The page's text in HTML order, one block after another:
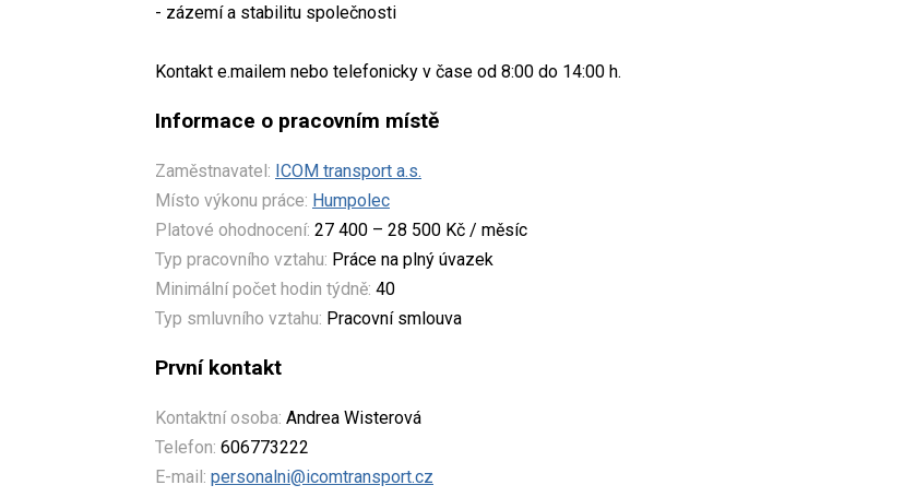
- zázemí a stabilitu společnosti
Kontakt e.mailem nebo telefonicky v čase od 8:00 do 14:00 h.
Informace o pracovním místě
Zaměstnavatel: ICOM transport a.s.
Místo výkonu práce: Humpolec
Platové ohodnocení: 27 400 – 28 500 Kč / měsíc
Typ pracovního vztahu: Práce na plný úvazek
Minimální počet hodin týdně: 40
Typ smluvního vztahu: Pracovní smlouva
První kontakt
Kontaktní osoba: Andrea Wisterová
Telefon: 606773222
E-mail: personalni@icomtransport.cz